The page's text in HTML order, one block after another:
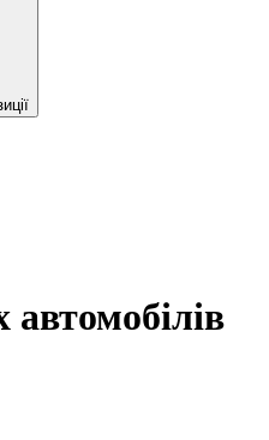
автомобілів